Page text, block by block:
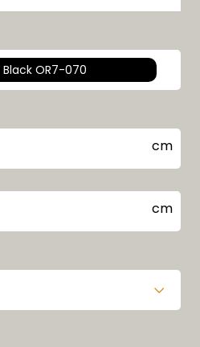
Black OR7-070